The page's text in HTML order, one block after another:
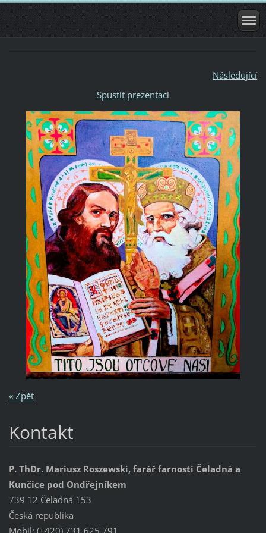
Následující
Spustit prezentaci
« Zpět
Kontakt
P. ThDr. Mariusz Roszewski, farář farnosti Čeladná a
Kunčice pod Ondřejníkem
739 12 Čeladná 153
Česká republika
Mobil: (+420) 731 625 791